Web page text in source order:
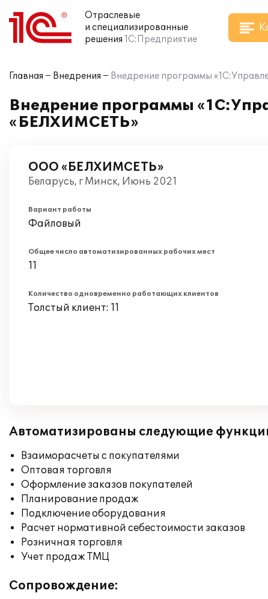
Отраслевые
и специализированные
решения 1С:Предприятие
Главная Внедрения Внедрение программы
Внедрение программы
«БЕЛХИМСЕТЬ»
ООО «БЕЛХИМСЕТЬ»
Беларусь, г Минск, Июнь 2021
Вариант работы
Файловый
Общее число автоматизированных рабочих мест
11
Количество одновременно работающих клиентов
Толстый клиент: 11
Автоматизированы следующие
Взаиморасчеты с покупателями
Оптовая торговля
Оформление заказов покупателей
Планирование продаж
Подключение оборудования
Расчет нормативной себестоимости заказов
Розничная торговля
Учет продаж ТМЦ
Сопровождение: